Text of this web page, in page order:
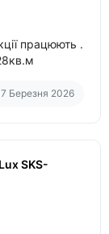
працюють .
28кв.м
Березня 2026
SKS-